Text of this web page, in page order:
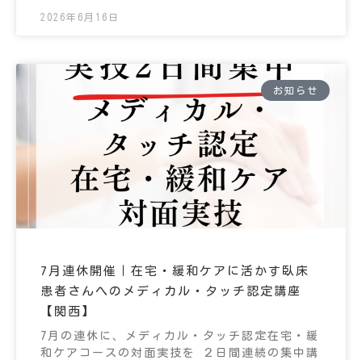
2026年6月16日
お知らせ
7月連休開催｜在宅・緩和ケアに活かす臥床
患者さんへのメディカル・タッチ認定講座
【関西】
7月の連休に、メディカル・タッチ認定在宅・緩
和ケアコースの対面実技を ２日間連続の集中講